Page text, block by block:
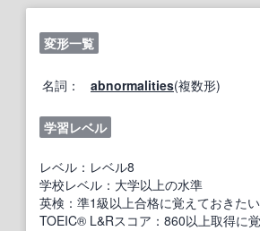
変形一覧
名詞： abnormalities(複数形)
学習レベル
レベル：レベル8
学校レベル：大学以上の水準
英検：準1級以上合格に覚えておきた
TOEIC® L&Rスコア：860以上取得に